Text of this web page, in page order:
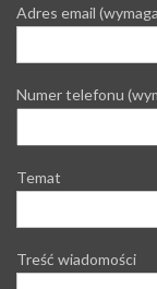
Adres email
Numer telefonu
Temat
Treść wiadomości